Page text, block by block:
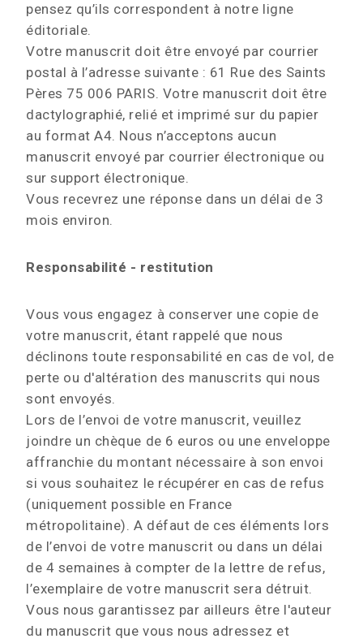
pensez qu’ils correspondent à notre ligne
éditoriale.
Votre manuscrit doit être envoyé par courrier
postal à l’adresse suivante : 61 Rue des Saints
Pères 75 006 PARIS. Votre manuscrit doit être
dactylographié, relié et imprimé sur du papier
au format A4. Nous n’acceptons aucun
manuscrit envoyé par courrier électronique ou
sur support électronique.
Vous recevrez une réponse dans un délai de 3
mois environ.
Responsabilité - restitution
Vous vous engagez à conserver une copie de
votre manuscrit, étant rappelé que nous
déclinons toute responsabilité en cas de vol, de
perte ou d'altération des manuscrits qui nous
sont envoyés.
Lors de l’envoi de votre manuscrit, veuillez
joindre un chèque de 6 euros ou une enveloppe
affranchie du montant nécessaire à son envoi
si vous souhaitez le récupérer en cas de refus
(uniquement possible en France
métropolitaine). A défaut de ces éléments lors
de l’envoi de votre manuscrit ou dans un délai
de 4 semaines à compter de la lettre de refus,
l’exemplaire de votre manuscrit sera détruit.
Vous nous garantissez par ailleurs être l'auteur
du manuscrit que vous nous adressez et